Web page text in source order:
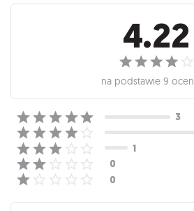
Recenzje
4.22
na podstawie 9 ocen